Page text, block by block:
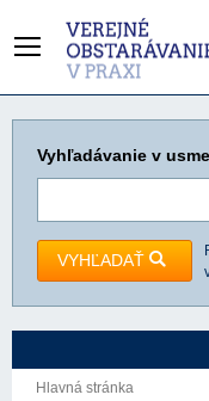
Vyhľadávanie v
VYHĽADAŤ
Hlavná stránka